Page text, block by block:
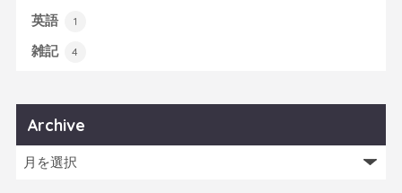
英語 1
雑記 4
Archive